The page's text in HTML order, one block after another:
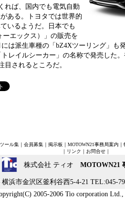
れば、国内でも電気自動
ある。トヨタでは世界的
いるようだ。日本でも
エックス）」の販売を
は派生車種の「bZ4Xツーリング」も
レイルシーカー」の名称で発売した
目されるところだ。
ール集 ｜ 会員募集 ｜ 掲示板 ｜ MOTOWN21事務局案内 ｜
｜ リンク ｜ お問合せ｜
株式会社 ティオ MOTOWN21
横浜市金沢区釜利谷西5-4-21 TEL:045-
2005-2006 Tio corporation